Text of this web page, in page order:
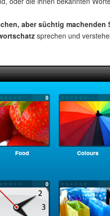
aber süchtig machenden
sprechen und